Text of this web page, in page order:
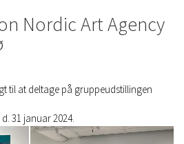
Nordic Art Agency
til at deltage på gruppeudstillingen
31 januar 2024.